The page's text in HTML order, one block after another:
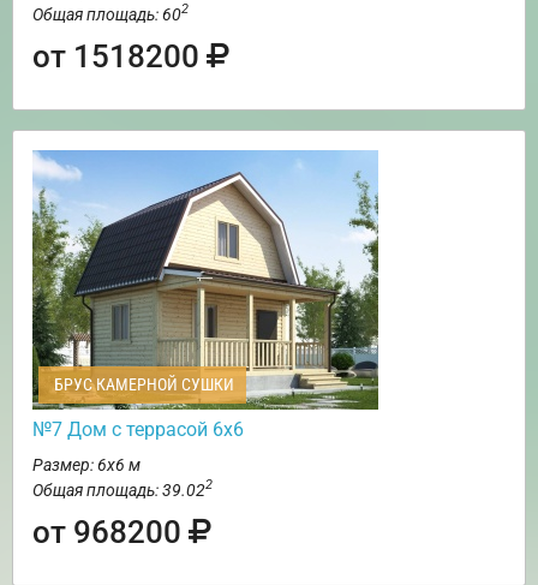
Общая площадь: 602
от 1518200
БРУС КАМЕРНОЙ СУШКИ
№7 Дом с террасой 6х6
Размер: 6х6 м
Общая площадь: 39.022
от 968200